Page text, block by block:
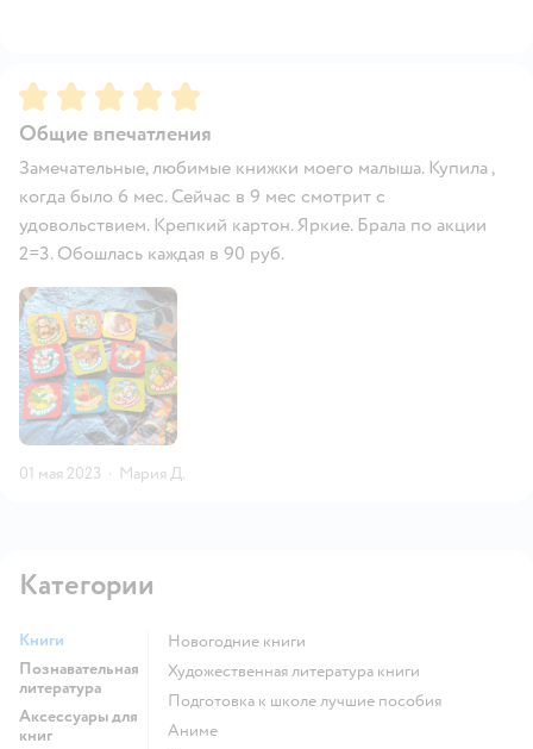
Рейтинг:5
Общие впечатления
Замечательные, любимые книжки моего малыша. Купила ,
когда было 6 мес. Сейчас в 9 мес смотрит с
удовольствием. Крепкий картон. Яркие. Брала по акции
2=3. Обошлась каждая в 90 руб.
01 мая 2023 · Мария Д.
Категории
Книги
Познавательная
литература
Аксессуары для
книг
новогодние книги
художественная литература книги
подготовка к школе лучшие пособия
Аниме